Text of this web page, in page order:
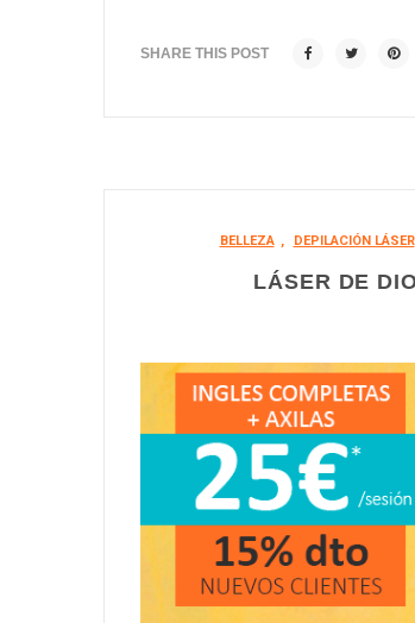
SHARE THIS POST
BELLEZA , DEPILACIÓN LÁSER
LÁSER DE